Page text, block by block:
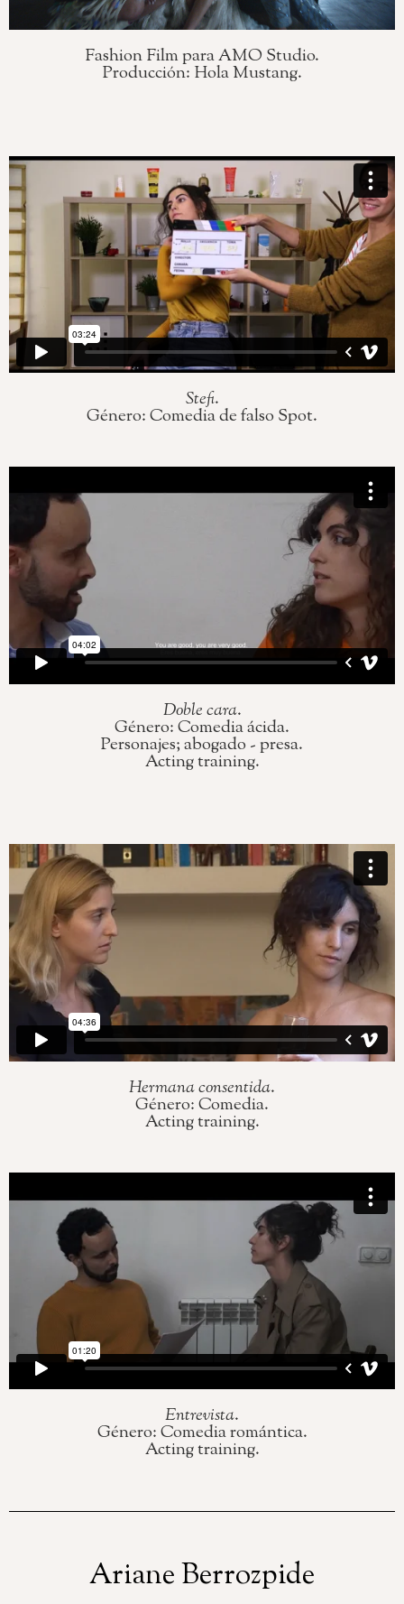
Fashion Film para AMO Studio.
Producción: Hola Mustang.
Stefi.
Género: Comedia de falso Spot.
Doble cara.
Género: Comedia ácida.
Personajes; abogado - presa.
Acting training.
Hermana consentida.
Género: Comedia.
Acting training.
Entrevista.
Género: Comedia romántica.
Acting training.
Ariane Berrozpide